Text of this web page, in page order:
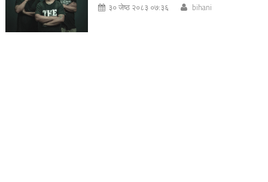
३० जेष्ठ २०८३ ०७:३६ bihani